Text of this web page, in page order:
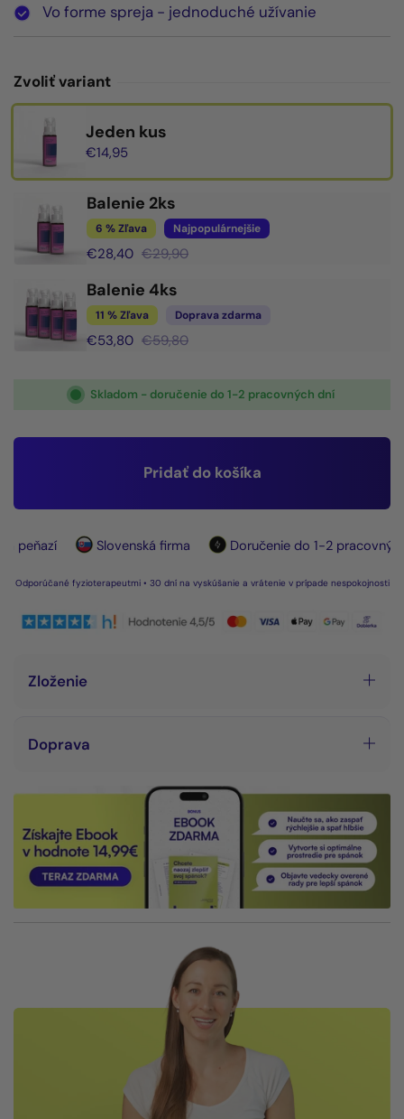
Vo forme spreja - jednoduché užívanie
Zvoliť variant
Jeden kus
€14,95
Balenie 2ks
6 % Zľava Najpopulárnejšie
€28,40 €29,90
Balenie 4ks
11 % Zľava Doprava zdarma
€53,80 €59,80
Skladom - doručenie do 1-2 pracovných dní
Pridať do košíka
Slovenská firma Doručenie do 1-2 pracovných
Odporúčané fyzioterapeutmi • 30 dní na vyskúšanie a vrátenie v prípade nespokojnosti
Zloženie
Doprava